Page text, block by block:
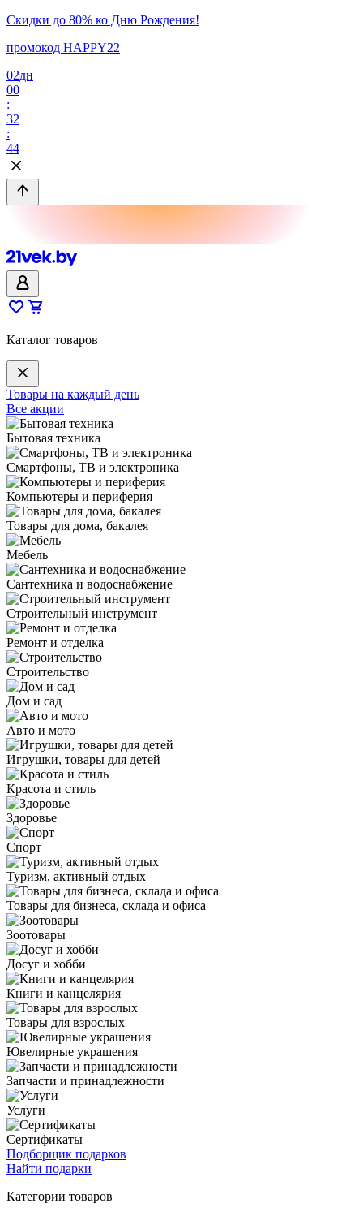
Скидки до 80% ко Дню Рождения!
промокод HAPPY22
02дн
00
:
32
:
44
Каталог товаров
Товары на каждый день
Все акции
Бытовая техника
Смартфоны, ТВ и электроника
Компьютеры и периферия
Товары для дома, бакалея
Мебель
Сантехника и водоснабжение
Строительный инструмент
Ремонт и отделка
Строительство
Дом и сад
Авто и мото
Игрушки, товары для детей
Красота и стиль
Здоровье
Спорт
Туризм, активный отдых
Товары для бизнеса, склада и офиса
Зоотовары
Досуг и хобби
Книги и канцелярия
Товары для взрослых
Ювелирные украшения
Запчасти и принадлежности
Услуги
Сертификаты
Подборщик подарков
Найти подарки
Категории товаров